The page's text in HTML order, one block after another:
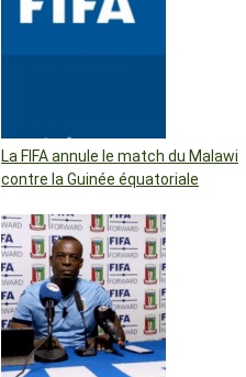
La FIFA annule le match du Malawi
contre la Guinée équatoriale